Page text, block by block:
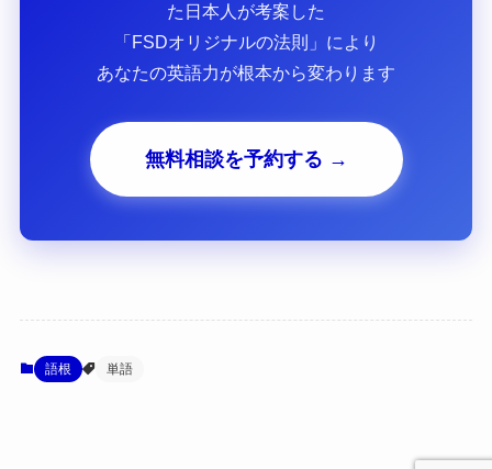
た日本人が考案した
「FSDオリジナルの法則」により
あなたの英語力が根本から変わります
無料相談を予約する →
語根 単語